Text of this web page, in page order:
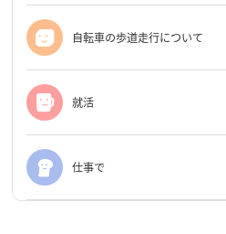
自転車の歩道走行について
就活
仕事で